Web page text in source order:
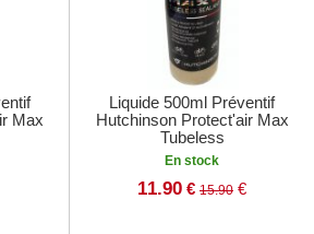
Max
Liquide 500ml Préventif
Hutchinson Protect'air Max
Tubeless
En stock
11.90 € 15.90 €